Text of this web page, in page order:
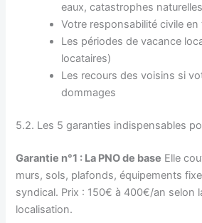
eaux, catastrophes
Votre responsabilité civile
Les périodes de vacance
locataires)
Les recours des voisins si
dommages
5.2. Les 5 garanties indispensables
Garantie n°1 : La PNO de base Elle
murs, sols, plafonds, équipements
syndical. Prix : 150€ à 400€/an selon
localisation.